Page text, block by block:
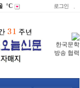
°C 로그인
한국문학
방송 협력